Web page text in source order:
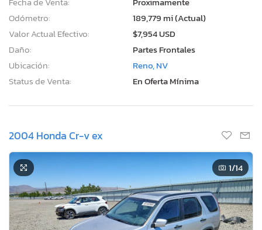
Odómetro:
189,779 mi (Actual)
Valor Actual Efectivo:
$7,954 USD
Daño:
Partes Frontales
Ubicación:
Reno, NV
Status de Venta:
En Oferta Mínima
2004 Honda Cr-v ex
1/14